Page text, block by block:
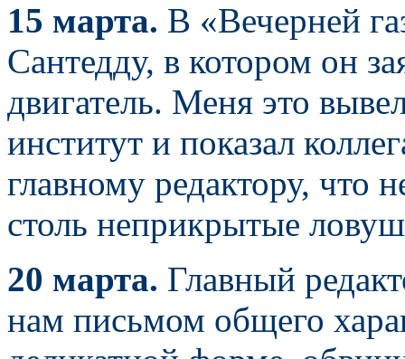
15 марта. В «Вечерней
Сантедду, в котором он
двигатель. Меня это
институт и показал
главному редактору, что
столь неприкрытые
20 марта. Главный
нам письмом общего